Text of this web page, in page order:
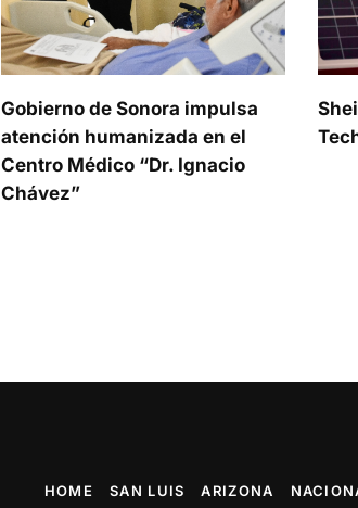
Gobierno de Sonora impulsa
atención humanizada en el
Centro Médico “Dr. Ignacio
Chávez”
HOME SAN LUIS ARIZONA